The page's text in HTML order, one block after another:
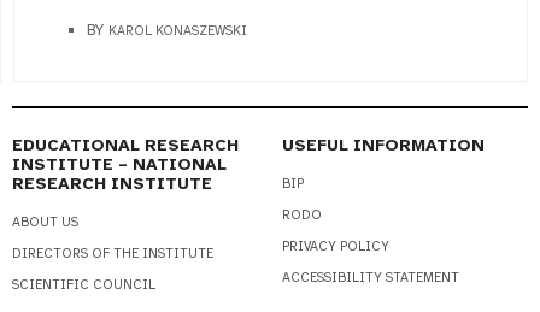
BY KAROL KONASZEWSKI
EDUCATIONAL RESEARCH
INSTITUTE – NATIONAL
RESEARCH INSTITUTE
ABOUT US
DIRECTORS OF THE INSTITUTE
SCIENTIFIC COUNCIL
USEFUL INFORMATION
BIP
RODO
PRIVACY POLICY
ACCESSIBILITY STATEMENT